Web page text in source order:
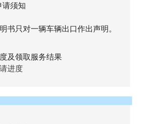
须知
书只对一辆车辆出口作出声明。
及领取服务结果
进度